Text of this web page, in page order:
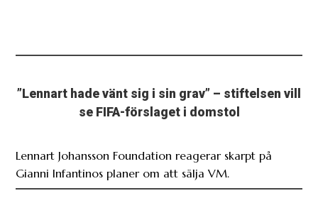
”Lennart hade vänt sig i sin grav” – stiftelsen vill
se FIFA-förslaget i domstol
Lennart Johansson Foundation reagerar skarpt på
Gianni Infantinos planer om att sälja VM.